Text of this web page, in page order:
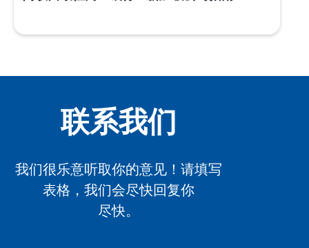
联系我们
我们很乐意听取你的意见！请填写
表格，我们会尽快回复你
尽快。